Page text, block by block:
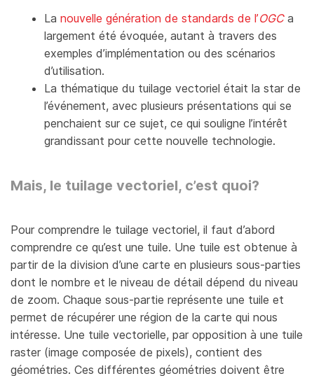
La nouvelle génération de standards de l’OGCa
largement été évoquée, autant à travers des
exemples d’implémentation ou des scénarios
d’utilisation.
La thématique du tuilage vectoriel était la star de
l’événement, avec plusieurs présentations qui se
penchaient sur ce sujet, ce qui souligne l’intérêt
grandissant pour cette nouvelle technologie.
Mais, le tuilage vectoriel, c’est quoi?
Pour comprendre le tuilage vectoriel, il faut d’abord
comprendre ce qu’est une tuile. Une tuile est obtenue à
partir de la division d’une carte en plusieurs sous-parties
dont le nombre et le niveau de détail dépend du niveau
de zoom. Chaque sous-partie représente une tuile et
permet de récupérer une région de la carte qui nous
intéresse. Une tuile vectorielle, par opposition à une tuile
raster (image composée de pixels), contient des
géométries. Ces différentes géométries doivent être